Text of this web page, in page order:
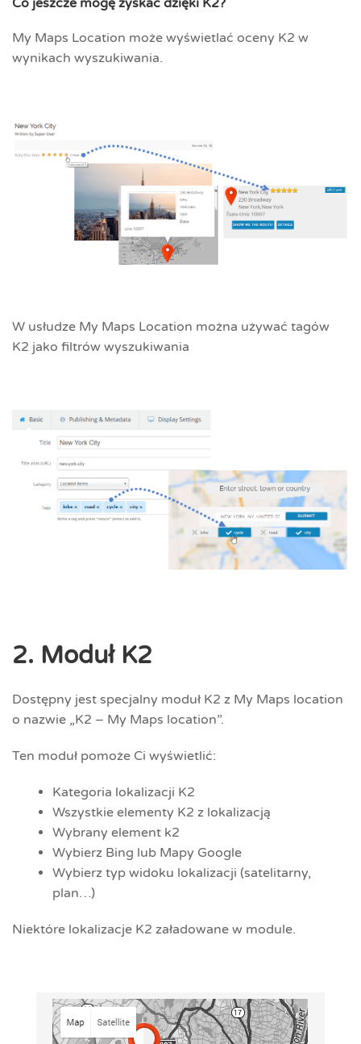
Co jeszcze mogę zyskać dzięki K2?
My Maps Location może wyświetlać oceny K2 w
wynikach wyszukiwania.
W usłudze My Maps Location można używać tagów
K2 jako filtrów wyszukiwania
2. Moduł K2
Dostępny jest specjalny moduł K2 z My Maps location
o nazwie „K2 – My Maps location”.
Ten moduł pomoże Ci wyświetlić:
Kategoria lokalizacji K2
Wszystkie elementy K2 z lokalizacją
Wybrany element k2
Wybierz Bing lub Mapy Google
Wybierz typ widoku lokalizacji (satelitarny,
plan…)
Niektóre lokalizacje K2 załadowane w module.